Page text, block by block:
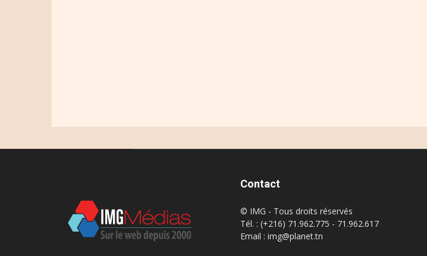
Contact
© IMG - Tous droits réservés
Tél. : (+216) 71.962.775 - 71.962.617
Email : img@planet.tn